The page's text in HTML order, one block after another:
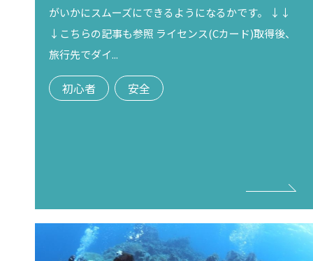
がいかにスムーズにできるようになるかです。 ↓↓
↓こちらの記事も参照 ライセンス(Cカード)取得後、
旅行先でダイ...
初心者 安全